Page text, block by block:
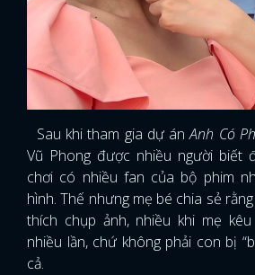
Sau khi tham gia dự ánAnh Có
Vũ Phong được nhiều người biết
chơi có nhiều fan của bộ phim
hình. Thế nhưng mẹ bé chia sẻ
thích chụp ảnh, nhiều khi mẹ
nhiều lần, chứ không phải con bị
cả.